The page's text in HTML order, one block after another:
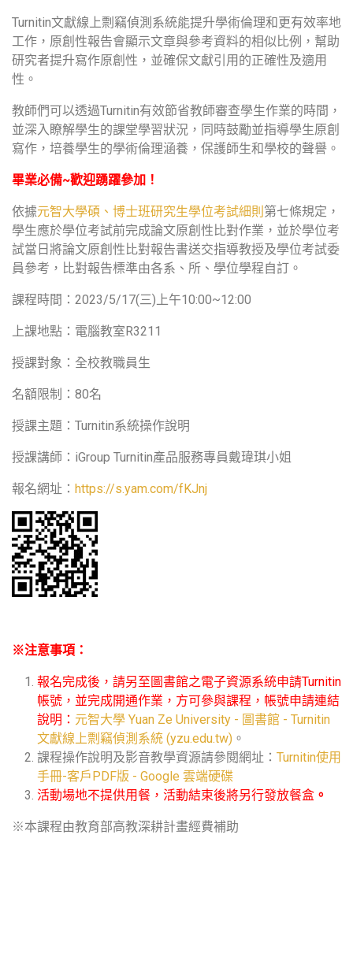
Turnitin文獻線上剽竊偵測系統能提升學術倫理和更有效率地
工作，原創性報告會顯示文章與參考資料的相似比例，幫助
研究者提升寫作原創性，並確保文獻引用的正確性及適用
性。
教師們可以透過Turnitin有效節省教師審查學生作業的時間，
並深入瞭解學生的課堂學習狀況，同時鼓勵並指導學生原創
寫作，培養學生的學術倫理涵養，保護師生和學校的聲譽。
畢業必備~歡迎踴躍參加！
依據元智大學碩、博士班研究生學位考試細則 第七條規定，
學生應於學位考試前完成論文原創性比對作業，並於學位考
試當日將論文原創性比對報告書送交指導教授及學位考試委
員參考，比對報告標準由各系、所、學位學程自訂。
課程時間：2023/5/17(三)上午10:00~12:00
上課地點：電腦教室R3211
授課對象：全校教職員生
名額限制：80名
授課主題：Turnitin系統操作說明
授課講師：iGroup Turnitin產品服務專員戴瑋琪小姐
報名網址： https://s.yam.com/fKJnj
※注意事項：
報名完成後，請另至圖書館之電子資源系統申請Turnitin
帳號，並完成開通作業，方可參與課程，帳號申請連結
說明： 元智大學 Yuan Ze University - 圖書館 - Turnitin
文獻線上剽竊偵測系統 (yzu.edu.tw) 。
課程操作說明及影音教學資源請參閱網址： Turnitin使用
手冊-客戶PDF版 - Google 雲端硬碟
活動場地不提供用餐，活動結束後將另行發放餐盒 。
※本課程由教育部高教深耕計畫經費補助